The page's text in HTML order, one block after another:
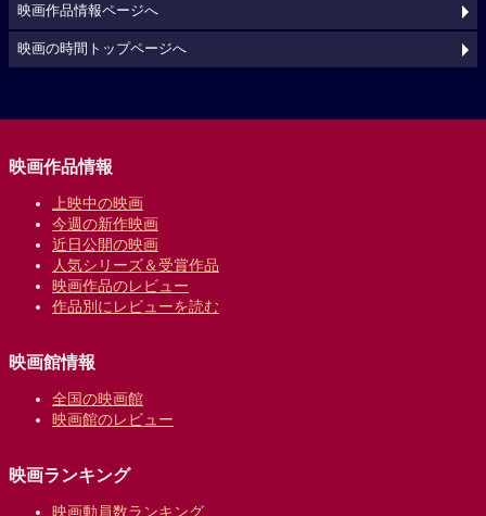
映画作品情報ページへ
映画の時間トップページへ
映画作品情報
上映中の映画
今週の新作映画
近日公開の映画
人気シリーズ＆受賞作品
映画作品のレビュー
作品別にレビューを読む
映画館情報
全国の映画館
映画館のレビュー
映画ランキング
映画動員数ランキング